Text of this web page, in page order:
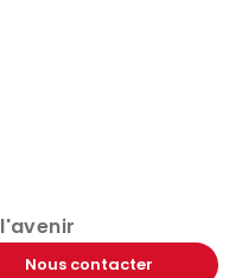
Nous contacter